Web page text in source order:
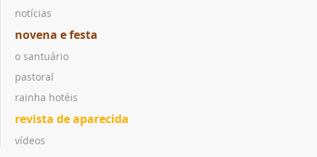
notícias
novena e festa
o santuário
pastoral
rainha hotéis
revista de aparecida
vídeos